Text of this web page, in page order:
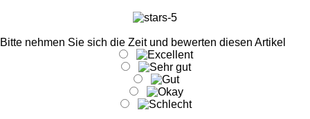
Bitte nehmen Sie sich die Zeit und bewerten diesen Artikel